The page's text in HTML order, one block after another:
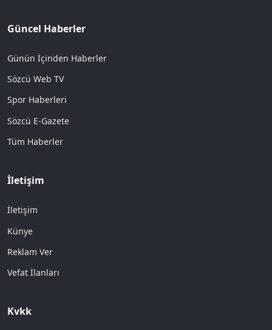
Güncel Haberler
Günün İçinden Haberler
Sözcü Web TV
Spor Haberleri
Sözcü E-Gazete
Tüm Haberler
İletişim
İletişim
Künye
Reklam Ver
Vefat İlanları
Kvkk